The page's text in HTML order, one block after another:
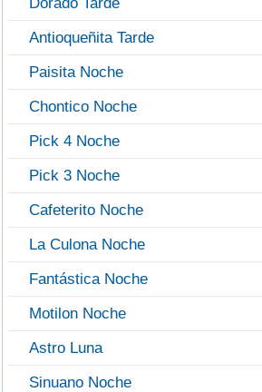
Antioqueñita Tarde
Paisita Noche
Chontico Noche
Pick 4 Noche
Pick 3 Noche
Cafeterito Noche
La Culona Noche
Fantástica Noche
Motilon Noche
Astro Luna
Sinuano Noche